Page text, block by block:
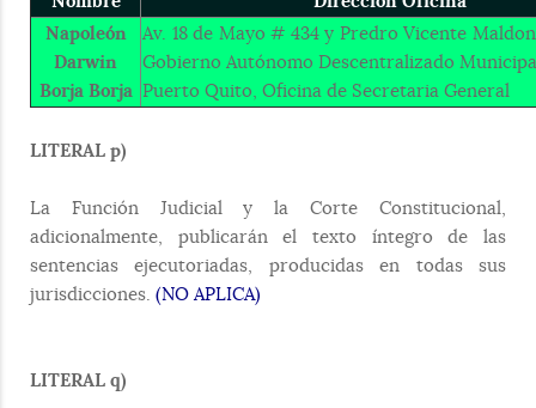
Napoleón
Darwin
Borja Borja
Av. 18 de Mayo # 434 y Predro Vicente
Gobierno Autónomo Descentralizado
Puerto Quito, Oficina de Secretaria General
LITERAL p)
La Función Judicial y la Corte Constitucional,
adicionalmente, publicarán el texto íntegro de las
sentencias ejecutoriadas, producidas en todas sus
jurisdicciones. (NO APLICA)
LITERAL q)